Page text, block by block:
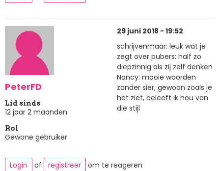
PeterFD
Lid sinds
12 jaar 2 maanden
Rol
Gewone gebruiker
29 juni 2018 - 19:52
schrijvenmaar: leuk wat je
zegt over pubers: half zo
diepzinnig als zij zelf denken
Nancy: mooie woorden
zonder sier, gewoon zoals je
het ziet, beleeft ik hou van
die stijl
Login of registreer om te reageren